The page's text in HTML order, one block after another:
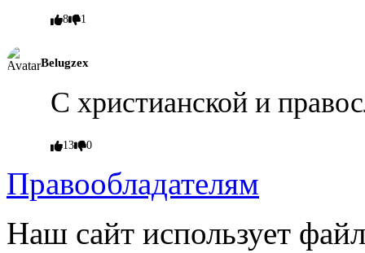
8 1
Belugzex
С христианской и
13 0
Правообладателям
Наш сайт использует